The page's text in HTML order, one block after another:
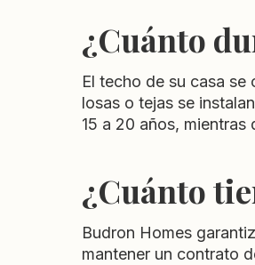
¿Cuánto
El techo de su casa
losas o tejas se
15 a 20 años,
¿Cuánto
Budron Homes
mantener un contrato